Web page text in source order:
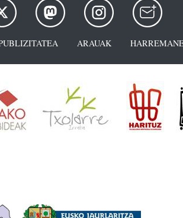
ARAUAK